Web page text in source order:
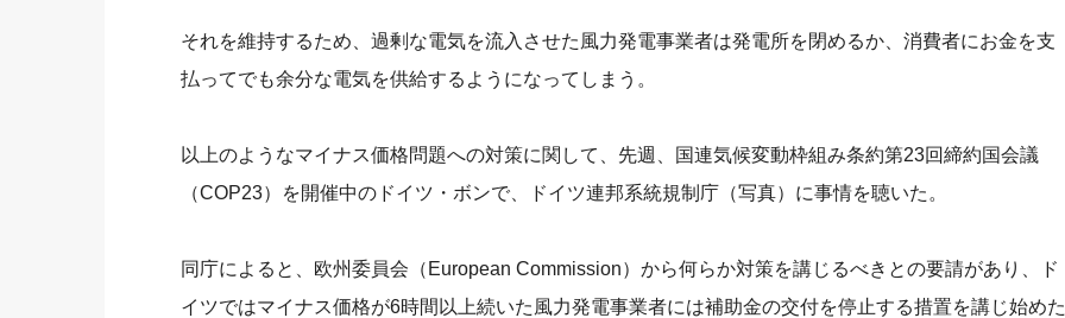
それを維持するため、過剰な電気を流入させた風力発電事業者は発電所を閉めるか、消費者にお金を支
払ってでも余分な電気を供給するようになってしまう。
以上のようなマイナス価格問題への対策に関して、先週、国連気候変動枠組み条約第23回締約国会議
（COP23）を開催中のドイツ・ボンで、ドイツ連邦系統規制庁（写真）に事情を聴いた。
同庁によると、欧州委員会（European Commission）から何らか対策を講じるべきとの要請があり、ド
イツではマイナス価格が6時間以上続いた風力発電事業者には補助金の交付を停止する措置を講じ始めた